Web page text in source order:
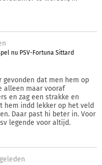
nu PSV-Fortuna Sittard
dat men hem op
alleen maar vooraf
en zag een strakke en
hem indd lekker op het veld
Daar past hi beter in. Voor
legende voor altijd.
geleden